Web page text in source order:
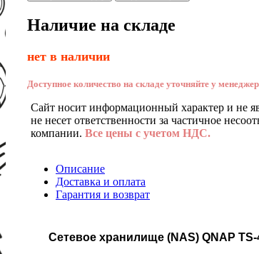
Наличие на складе
нет в наличии
Доступное количество на складе уточняйте у
Сайт носит информационный характер и не
не несет ответственности за частичное
компании. Все цены с учетом НДС.
Описание
Доставка и оплата
Гарантия и возврат
Сетевое хранилище (NAS) QNAP TS-